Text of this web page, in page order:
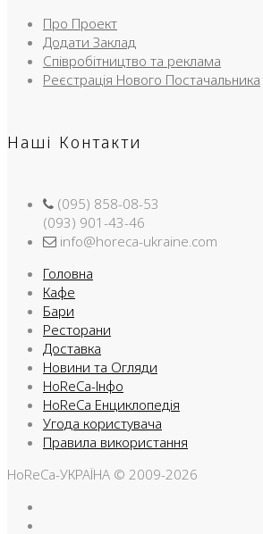
Про Проект
Додати Заклад
Співробітництво та реклама
Реєстрація Нового Постачальника
Наші Контакти
(095) 858-08-53
(093) 901-43-46
info@horeca-ukraine.com
Головна
Кафе
Бари
Ресторани
Доставка
Новини та Огляди
HoReCa-Інфо
HoReCa Енциклопедія
Угода користувача
Правила використання
HoReCa-УКРАЇНА © 2009-2026